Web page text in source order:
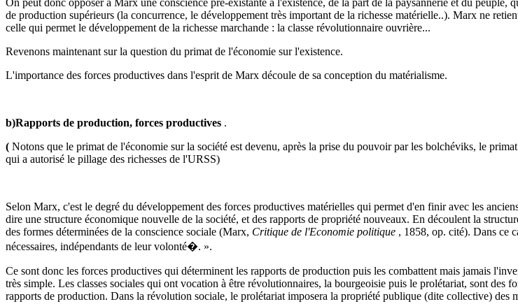
On peut donc opposer à Marx une conscience pré-existante à l'existence, de la part de la paysannerie et du peuple,
de production supérieurs (la concurrence, le développement très important de la richesse matérielle..). Marx ne
celle qui permet le développement de la richesse marchande : la classe révolutionnaire ouvrière...
Revenons maintenant sur la question du primat de l'économie sur l'existence.
L'importance des forces productives dans l'esprit de Marx découle de sa conception du matérialisme.
b)Rapports de production, forces productives .
( Notons que le primat de l'économie sur la société est devenu, après la prise du pouvoir par les bolchéviks, le
qui a autorisé le pillage des richesses de l'URSS)
Selon Marx, c'est le degré du développement des forces productives matérielles qui permet d'en finir avec les
dire une structure économique nouvelle de la société, et des rapports de propriété nouveaux. En découlent la
des formes déterminées de la conscience sociale (Marx, Critique de l'Economie politique , 1858, op. cité). Dans ce
nécessaires, indépendants de leur volonté�. ».
Ce sont donc les forces productives qui déterminent les rapports de production puis les combattent mais jamais
très simple. Les classes sociales qui ont vocation à être révolutionnaires, la bourgeoisie puis le prolétariat, sont des
rapports de production. Dans la révolution sociale, le prolétariat imposera la propriété publique (dite collective) des